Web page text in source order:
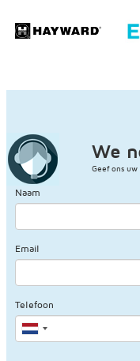
We
Geef ons
Naam
Email
Telefoon